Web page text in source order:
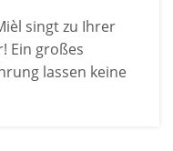
singt zu Ihrer
Ein großes
lassen keine